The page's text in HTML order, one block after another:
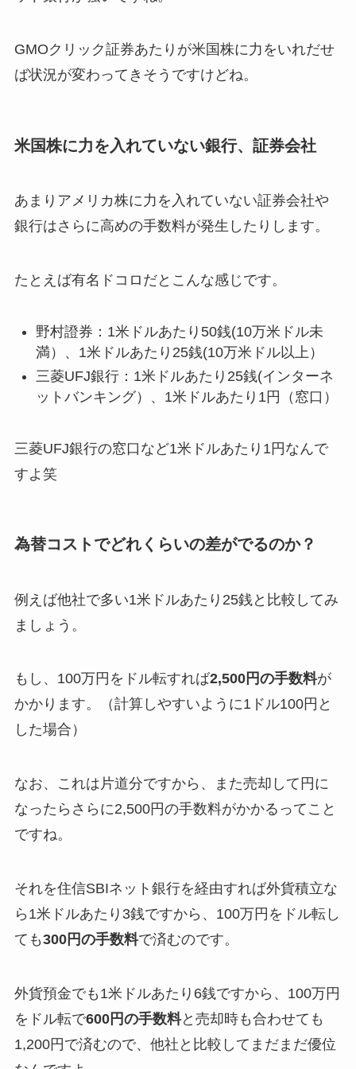
GMOクリック証券あたりが米国株に力をいれだせ
ば状況が変わってきそうですけどね。
米国株に力を入れていない銀行、証券会社
あまりアメリカ株に力を入れていない証券会社や
銀行はさらに高めの手数料が発生したりします。
たとえば有名ドコロだとこんな感じです。
野村證券：1米ドルあたり50銭(10万米ドル未
満）、1米ドルあたり25銭(10万米ドル以上）
三菱UFJ銀行：1米ドルあたり25銭(インターネ
ットバンキング）、1米ドルあたり1円（窓口）
三菱UFJ銀行の窓口など1米ドルあたり1円なんで
すよ笑
為替コストでどれくらいの差がでるのか？
例えば他社で多い1米ドルあたり25銭と比較してみ
ましょう。
もし、100万円をドル転すれば2,500円の手数料が
かかります。（計算しやすいように1ドル100円と
した場合）
なお、これは片道分ですから、また売却して円に
なったらさらに2,500円の手数料がかかるってこと
ですね。
それを住信SBIネット銀行を経由すれば外貨積立な
ら1米ドルあたり3銭ですから、100万円をドル転し
ても300円の手数料で済むのです。
外貨預金でも1米ドルあたり6銭ですから、100万円
をドル転で600円の手数料と売却時も合わせても
1,200円で済むので、他社と比較してまだまだ優位